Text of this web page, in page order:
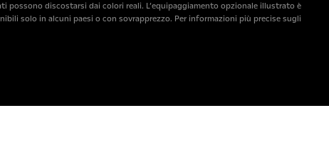
discostarsi dai colori reali. L’equipaggiamento opzionale illustrato è
solo in alcuni paesi o con sovrapprezzo. Per informazioni più precise sugli